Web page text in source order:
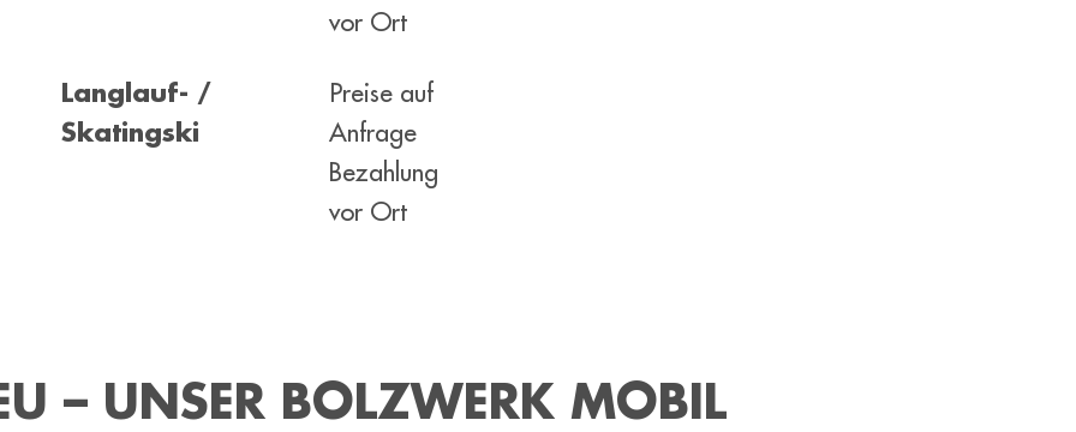
vor Ort
Langlauf- /
Skatingski
Preise auf
Anfrage
Bezahlung
vor Ort
– UNSER BOLZWERK MOBIL